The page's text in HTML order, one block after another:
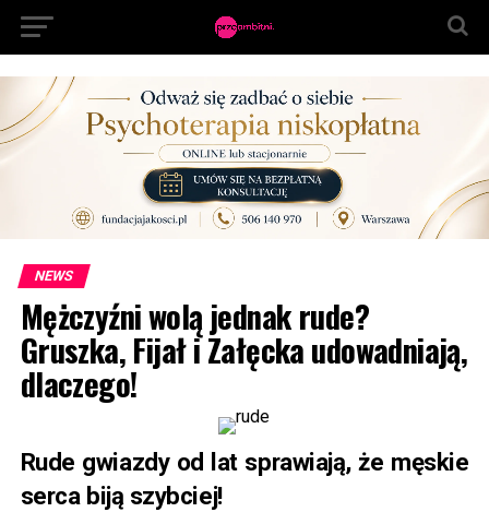
NEWS
Mężczyźni wolą jednak rude?
Gruszka, Fijał i Załęcka udowadniają,
dlaczego!
Rude gwiazdy od lat sprawiają, że męskie
serca biją szybciej!